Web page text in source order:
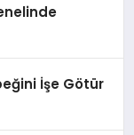
İşe Götür